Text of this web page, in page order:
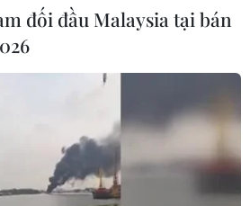
hại lớn về người và tài sản trên
bị chết và bị thương lên
chục nghìn hécta diện tích hoa
đối đầu Malaysia tại bán